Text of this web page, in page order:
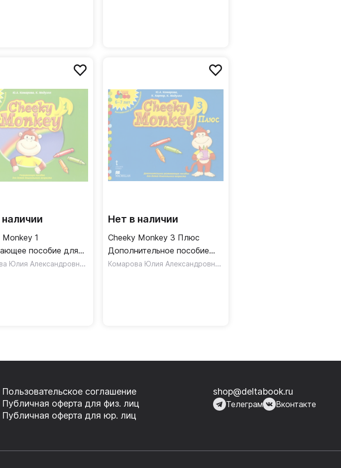
, Медуэлл Клэр
Monkey 1
пособие для
Средняя
Комарова Юлия Александровна, Медуэлл Клэр
Нет в наличии
Cheeky Monkey 3 Плюс
Дополнительное пособие
для дошкольников
Комарова Юлия Александровна,
Пользовательское соглашение
Публичная оферта для физ. лиц
Публичная оферта для юр. лиц
shop@deltabook.ru
Телеграм Вконтакте